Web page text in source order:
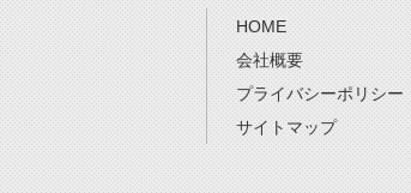
HOME
会社概要
プライバシーポリシー
サイトマップ